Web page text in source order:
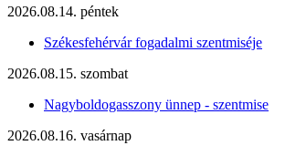
2026.08.14. péntek
Székesfehérvár fogadalmi szentmiséje
2026.08.15. szombat
Nagyboldogasszony ünnep - szentmise
2026.08.16. vasárnap